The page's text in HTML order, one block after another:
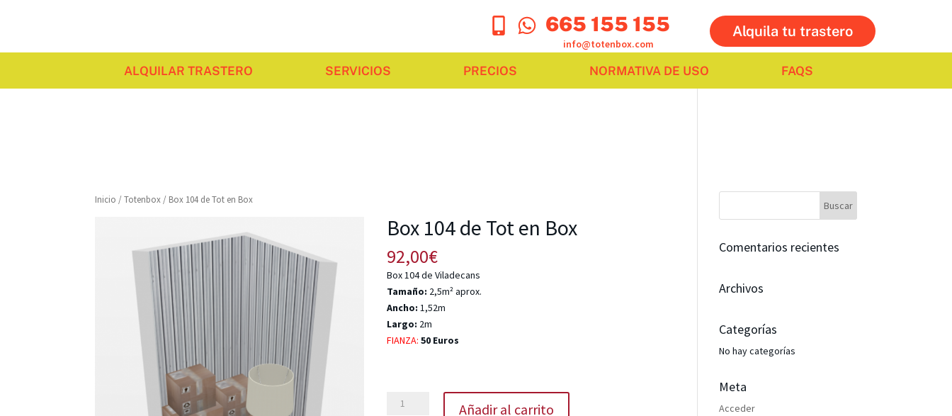
665 155 155
info@totenbox.com
Alquila tu trastero
ALQUILAR TRASTERO SERVICIOS PRECIOS NORMATIVA DE USO FAQS
Inicio /Totenbox / Box 104 de Tot en Box
Box 104 de Tot en Box
92,00€
Box 104 de Viladecans
Tamaño: 2,5m² aprox.
Ancho:1,52m
Largo: 2m
FIANZA:50 Euros
Box
Añadir al carrito
Comentarios recientes
Archivos
Categorías
No hay categorías
Meta
Acceder